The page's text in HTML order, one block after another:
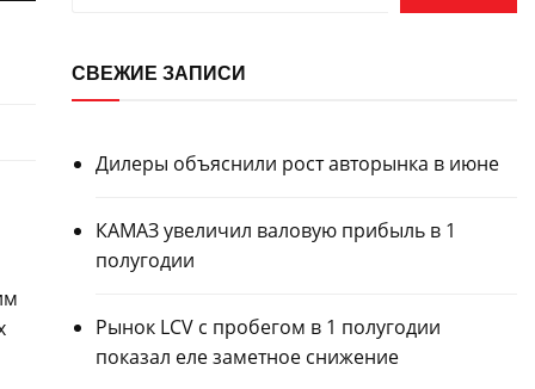
СВЕЖИЕ ЗАПИСИ
Дилеры объяснили рост авторынка в июне
КАМАЗ увеличил валовую прибыль в 1
полугодии
Рынок LCV с пробегом в 1 полугодии
показал еле заметное снижение